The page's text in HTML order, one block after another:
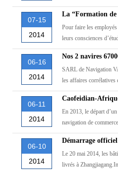
La “Formation de
07-15
2014
Pour faire les
leurs consciences
Nos 2 navires
06-16
2014
SARL de Navigation
les affaires corrélatives
Caofeidian-
06-11
2014
En 2013, le départ
navigation de
Démarrage officiel
06-10
2014
Le 20 mai 2014, les
livrés à